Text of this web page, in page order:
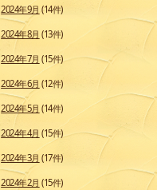
2024年9月 (14件)
2024年8月 (13件)
2024年7月 (15件)
2024年6月 (12件)
2024年5月 (14件)
2024年4月 (15件)
2024年3月 (17件)
2024年2月 (15件)